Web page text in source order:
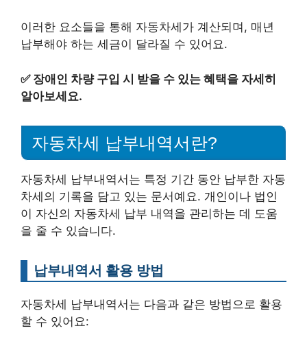
이러한 요소들을 통해 자동차세가 계산되며, 매년
납부해야 하는 세금이 달라질 수 있어요.
✅ 장애인 차량 구입 시 받을 수 있는 혜택을 자세히
알아보세요.
자동차세 납부내역서란?
자동차세 납부내역서는 특정 기간 동안 납부한 자동
차세의 기록을 담고 있는 문서예요. 개인이나 법인
이 자신의 자동차세 납부 내역을 관리하는 데 도움
을 줄 수 있습니다.
납부내역서 활용 방법
자동차세 납부내역서는 다음과 같은 방법으로 활용
할 수 있어요: